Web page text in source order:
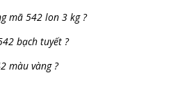
mã 542 lon 3 kg ?
bạch tuyết ?
màu vàng ?